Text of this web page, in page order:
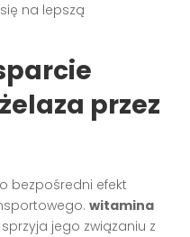
na lepszą
przez
bezpośredni efekt
witamina
jego związaniu z